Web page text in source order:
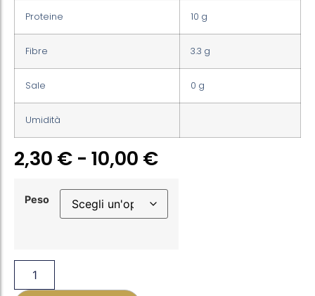
Proteine 10 g
Fibre 3.3 g
Sale 0 g
Umidità
2,30 € - 10,00 €
Peso